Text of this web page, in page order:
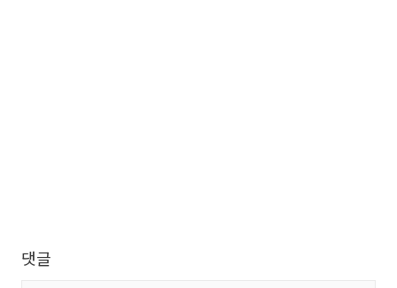
댓글